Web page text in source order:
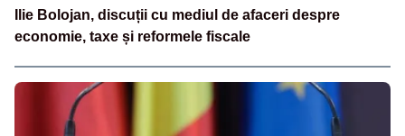
Ilie Bolojan, discuții cu mediul de afaceri despre
economie, taxe și reformele fiscale